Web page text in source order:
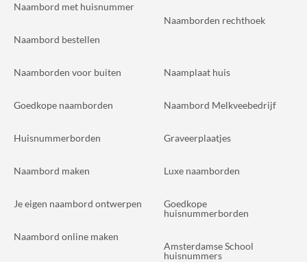
Naambord met huisnummer
Naambord bestellen
Naamborden rechthoek
Naamborden voor buiten
Goedkope naamborden
Huisnummerborden
Naambord maken
Je eigen naambord ontwerpen
Naambord online maken
Naamplaat huis
Naambord Melkveebedrijf
Graveerplaatjes
Luxe naamborden
Goedkope
huisnummerborden
Amsterdamse School
huisnummers